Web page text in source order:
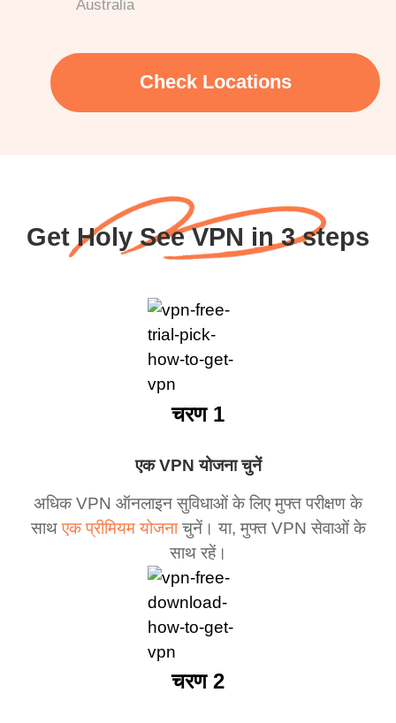
Australia
Check Locations
Get Holy See VPN in 3 steps
एक VPN योजना चुनें
अधिक VPN ऑनलाइन सुविधाओं के लिए मुफ्त परीक्षण के
साथएक प्रीमियम योजनाचुनें। या, मुफ्त VPN सेवाओं के
साथ रहें।
चरण 1
चरण 2